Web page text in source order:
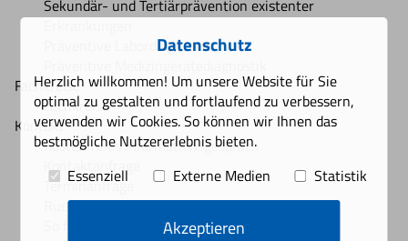
Sekundär- und Tertiärprävention existenter
Präventive Labordiagnostik
Fachkreise
Fachkreise
Kontakt
Kostenfreies Informationsgespräch
Kontaktanfrage
Terminanfrage
Rückruf-Service
Datenschutz
Herzlich willkommen! Um unsere Website für Sie
optimal zu gestalten und fortlaufend zu verbessern,
verwenden wir Cookies. So können wir Ihnen das
bestmögliche Nutzererlebnis bieten.
Essenziell
Externe Medien Statistik
Akzeptieren